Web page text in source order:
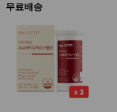
드(칠
조형물
DIY
유아 이
유식
아기띠/
외출용
무료배송